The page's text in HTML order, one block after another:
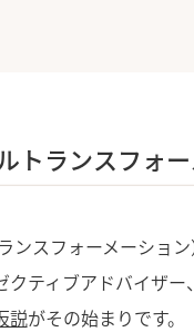
トランスフォ
ンスフォーメーション
クティブアドバイザ
説がその始まりです。